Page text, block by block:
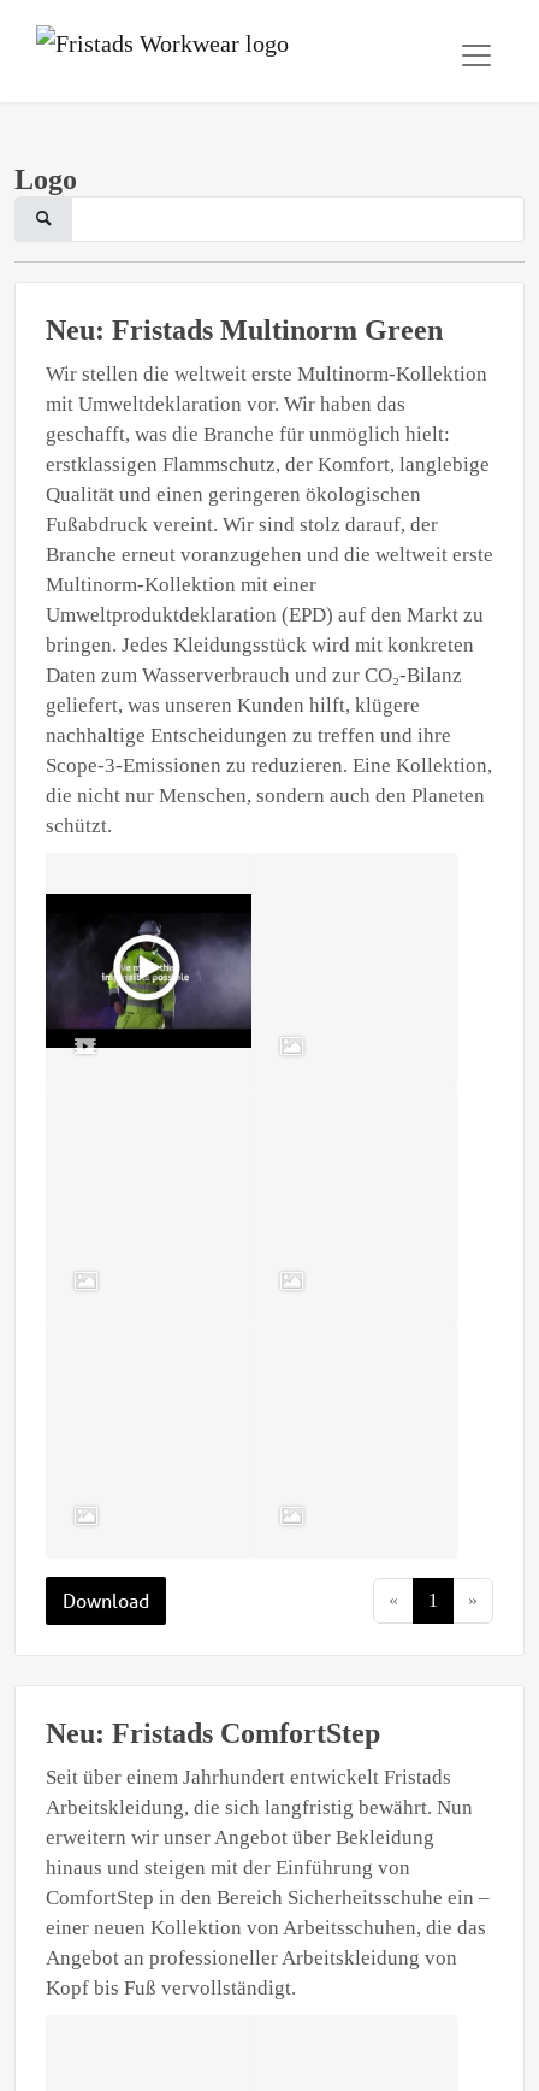
Logo
Neu: Fristads Multinorm Green
Wir stellen die weltweit erste Multinorm-Kollektion
mit Umweltdeklaration vor. Wir haben das
geschafft, was die Branche für unmöglich hielt:
erstklassigen Flammschutz, der Komfort, langlebige
Qualität und einen geringeren ökologischen
Fußabdruck vereint. Wir sind stolz darauf, der
Branche erneut voranzugehen und die weltweit erste
Multinorm-Kollektion mit einer
Umweltproduktdeklaration (EPD) auf den Markt zu
bringen. Jedes Kleidungsstück wird mit konkreten
Daten zum Wasserverbrauch und zur CO₂-Bilanz
geliefert, was unseren Kunden hilft, klügere
nachhaltige Entscheidungen zu treffen und ihre
Scope-3-Emissionen zu reduzieren. Eine Kollektion,
die nicht nur Menschen, sondern auch den Planeten
schützt.
Download « 1 »
Neu: Fristads ComfortStep
Seit über einem Jahrhundert entwickelt Fristads
Arbeitskleidung, die sich langfristig bewährt. Nun
erweitern wir unser Angebot über Bekleidung
hinaus und steigen mit der Einführung von
ComfortStep in den Bereich Sicherheitsschuhe ein –
einer neuen Kollektion von Arbeitsschuhen, die das
Angebot an professioneller Arbeitskleidung von
Kopf bis Fuß vervollständigt.